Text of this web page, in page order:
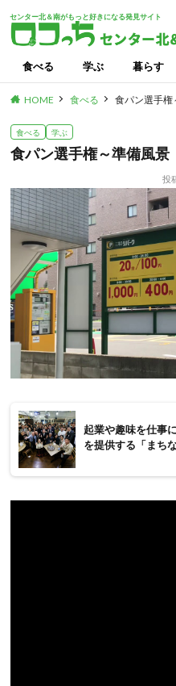
センター北＆南がもっと好きになる発見サイト
食べる 学ぶ 暮らす
HOME 食べる 食パン選手権
食べる 学ぶ
食パン選手権～準備風景
投
起業や趣味を仕事
を提供する「まち